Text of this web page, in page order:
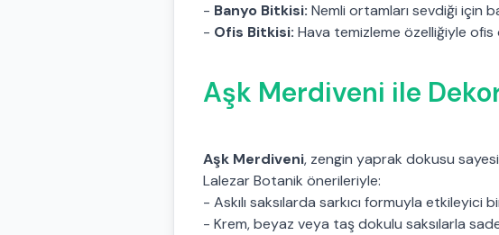
- Banyo Bitkisi: Nemli ortamları sevdiği için
- Ofis Bitkisi: Hava temizleme özelliğiyle ofis
Aşk Merdiveni ile
Aşk Merdiveni, zengin yaprak dokusu
Lalezar Botanik önerileriyle:
- Askılı saksılarda sarkıcı formuyla etkileyici
- Krem, beyaz veya taş dokulu saksılarla